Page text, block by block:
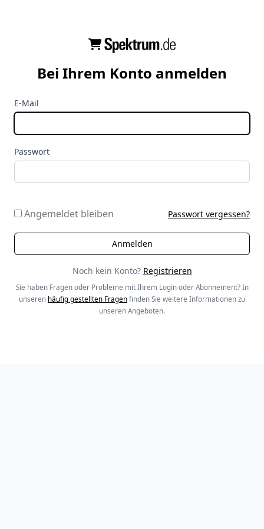
Bei Ihrem Konto anmelden
E-Mail
Passwort
Angemeldet bleiben Passwort vergessen?
Noch kein Konto? Registrieren
Sie haben Fragen oder Probleme mit Ihrem Login oder Abonnement? In
unseren häufig gestellten Fragen finden Sie weitere Informationen zu
unseren Angeboten.